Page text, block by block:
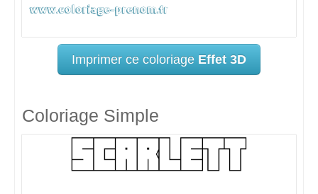
Imprimer ce coloriage Effet 3D
Coloriage Simple